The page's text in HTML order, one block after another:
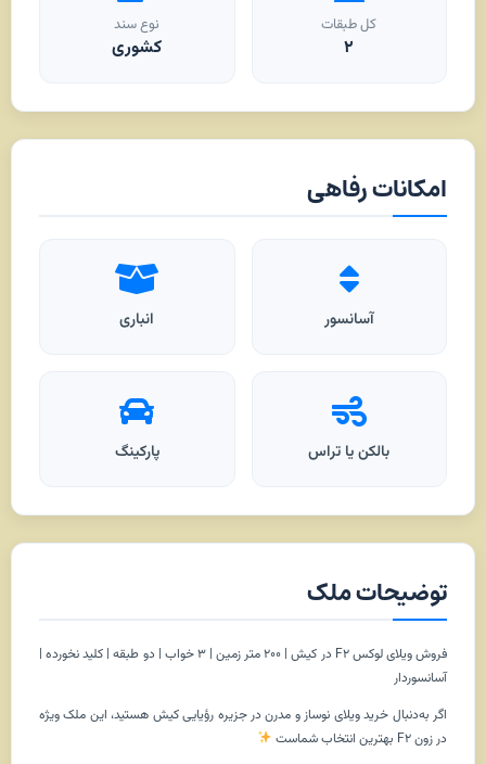
کل طبقات
۲
نوع سند
کشوری
امکانات رفاهی
آسانسور انباری
بالکن یا تراس پارکینگ
توضیحات ملک
فروش ویلای لوکس F2 در کیش | ۲۰۰ متر زمین | ۳ خواب | دو طبقه | کلید نخورده |
آسانسوردار
اگر به‌دنبال خرید ویلای نوساز و مدرن در جزیره رؤیایی کیش هستید، این ملک ویژه
در زون F2 بهترین انتخاب شماست